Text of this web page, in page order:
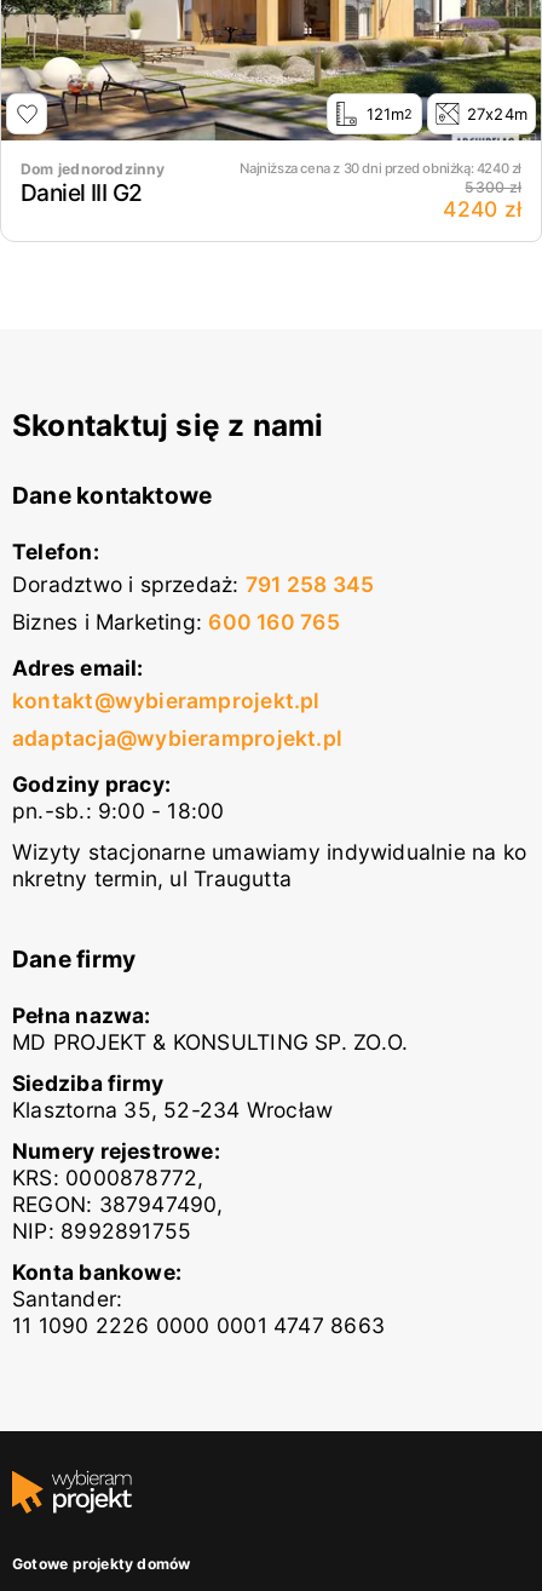
121m2 27x24m
Dom jednorodzinny Najniższa cena z 30 dni przed obniżką:4240zł
Daniel III G2 5300 zł
4240 zł
Skontaktuj się z nami
Dane kontaktowe
Telefon:
Doradztwo i sprzedaż: 791 258 345
Biznes i Marketing: 600 160 765
Adres email:
kontakt@wybieramprojekt.pl
adaptacja@wybieramprojekt.pl
Godziny pracy:
pn.-sb.: 9:00 - 18:00
Wizyty stacjonarne umawiamy indywidualnie na ko
nkretny termin, ul Traugutta
Dane firmy
Pełna nazwa:
MD PROJEKT & KONSULTING SP. ZO.O.
Siedziba firmy
Klasztorna 35, 52-234 Wrocław
Numery rejestrowe:
KRS: 0000878772,
REGON: 387947490,
NIP: 8992891755
Konta bankowe:
Santander:
11 1090 2226 0000 0001 4747 8663
Gotowe projekty domów